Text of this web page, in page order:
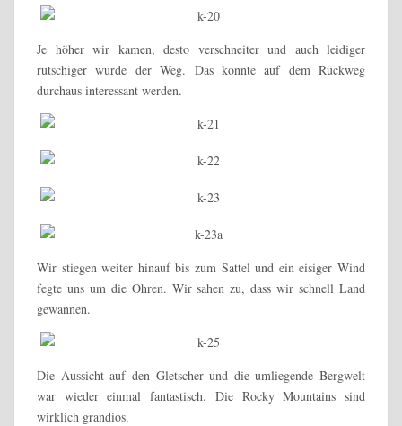
Je höher wir kamen, desto verschneiter und auch leidiger
rutschiger wurde der Weg. Das konnte auf dem Rückweg
durchaus interessant werden.
Wir stiegen weiter hinauf bis zum Sattel und ein eisiger Wind
fegte uns um die Ohren. Wir sahen zu, dass wir schnell Land
gewannen.
Die Aussicht auf den Gletscher und die umliegende Bergwelt
war wieder einmal fantastisch. Die Rocky Mountains sind
wirklich grandios.